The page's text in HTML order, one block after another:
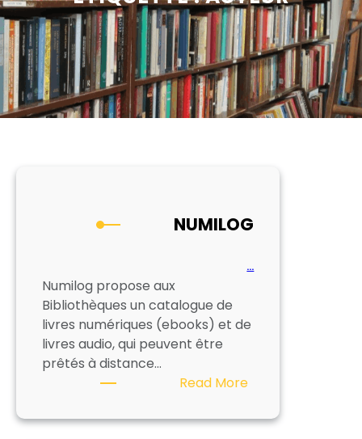
NUMILOG
…
Numilog propose aux
Bibliothèques un catalogue de
livres numériques (ebooks) et de
livres audio, qui peuvent être
prêtés à distance…
Read More: